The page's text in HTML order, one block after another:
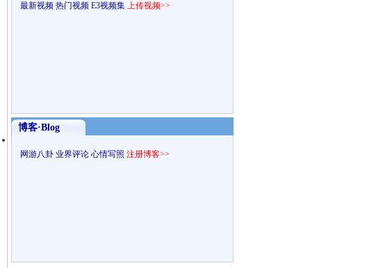
最新视频 热门视频 E3视频集 上传视频>>
博客·Blog
网游八卦 业界评论 心情写照 注册博客>>